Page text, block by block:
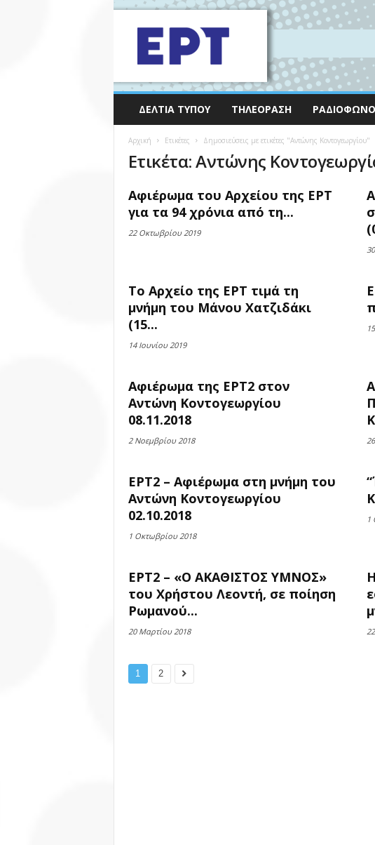
ΔΕΛΤΊΑ ΤΎΠΟΥ ΤΗΛΕΌΡΑΣΗ ΡΑΔΙΌΦΩΝΟ
Αρχική Ετικέτες Δημοσιεύσεις με ετικέτες "Αντώνης Κοντογεωργίου"
Ετικέτα: Αντώνης
Αφιέρωμα του Αρχείου της ΕΡΤ
για τα 94 χρόνια από τη...
22 Οκτωβρίου 2019
Το Αρχείο της ΕΡΤ τιμά τη
μνήμη του Μάνου Χατζιδάκι
(15...
14 Ιουνίου 2019
Αφιέρωμα της ΕΡΤ2 στον
Αντώνη Κοντογεωργίου
08.11.2018
2 Νοεμβρίου 2018
ΕΡΤ2 – Αφιέρωμα στη μνήμη του
Αντώνη Κοντογεωργίου
02.10.2018
1 Οκτωβρίου 2018
1
ΕΡΤ2 – «Ο ΑΚΑΘΙΣΤΟΣ ΥΜΝΟΣ»
του Χρήστου Λεοντή, σε ποίηση
Ρωμανού...
20 Μαρτίου 2018
1 2